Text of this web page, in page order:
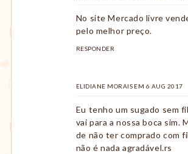
No site Mercado livre
pelo melhor preço.
RESPONDER
ELIDIANE MORAIS COMENTOU
EM 6 AUG 2017
Eu tenho um sugado sem
vai para a nossa boca sim.
de não ter comprado com
não é nada agradável.rs